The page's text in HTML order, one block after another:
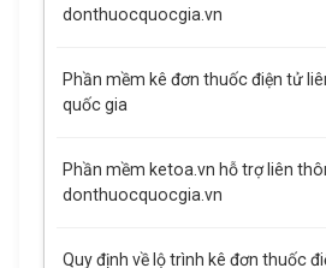
donthuocquocgia.vn
Phần mềm kê đơn thuốc điện tử
quốc gia
Phần mềm ketoa.vn hỗ trợ liên
donthuocquocgia.vn
Quy định về lộ trình kê đơn thuốc